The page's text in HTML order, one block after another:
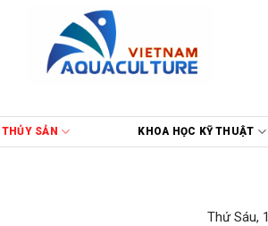
SẢN KHOA HỌC KỸ THUẬT
Thứ Sáu,